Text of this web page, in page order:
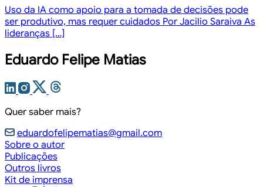
Uso da IA como apoio para a tomada de decisões pode
ser produtivo, mas requer cuidados Por Jacilio Saraiva As
lideranças […]
Eduardo Felipe Matias
Quer saber mais?
eduardofelipematias@gmail.com
Sobre o autor
Publicações
Outros livros
Kit de imprensa